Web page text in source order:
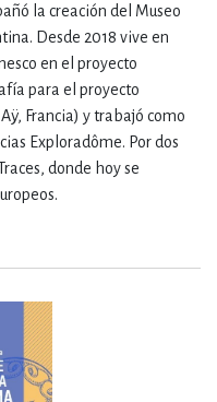
la creación del Museo
Desde 2018 vive en
en el proyecto
para el proyecto
Francia) y trabajó como
Exploradôme. Por dos
donde hoy se